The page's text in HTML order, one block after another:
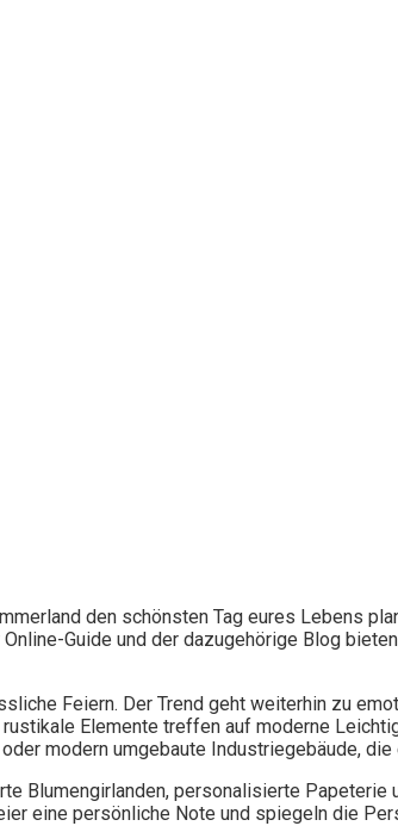
den schönsten Tag eures Lebens
Guide und der dazugehörige Blog
Feiern. Der Trend geht weiterhin zu
Elemente treffen auf moderne
modern umgebaute Industriegebäude,
Blumengirlanden, personalisierte
eine persönliche Note und spiegeln die